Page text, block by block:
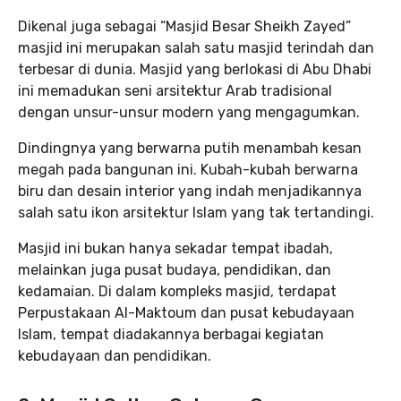
Dikenal juga sebagai “Masjid Besar Sheikh Zayed”
masjid ini merupakan salah satu masjid terindah dan
terbesar di dunia. Masjid yang berlokasi di Abu Dhabi
ini memadukan seni arsitektur Arab tradisional
dengan unsur-unsur modern yang mengagumkan.
Dindingnya yang berwarna putih menambah kesan
megah pada bangunan ini. Kubah-kubah berwarna
biru dan desain interior yang indah menjadikannya
salah satu ikon arsitektur Islam yang tak tertandingi.
Masjid ini bukan hanya sekadar tempat ibadah,
melainkan juga pusat budaya, pendidikan, dan
kedamaian. Di dalam kompleks masjid, terdapat
Perpustakaan Al-Maktoum dan pusat kebudayaan
Islam, tempat diadakannya berbagai kegiatan
kebudayaan dan pendidikan.